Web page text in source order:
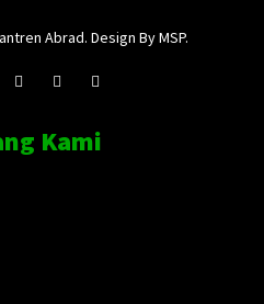
Abrad. Design By MSP.
Kami